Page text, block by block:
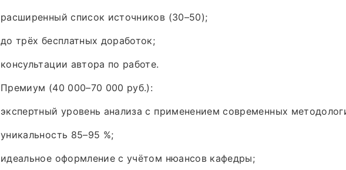
расширенный список источников (30–50);
до трёх бесплатных доработок;
консультации автора по работе.
Премиум (40 000–70 000 руб.):
экспертный уровень анализа с применением современных
уникальность 85–95 %;
идеальное оформление с учётом нюансов кафедры;